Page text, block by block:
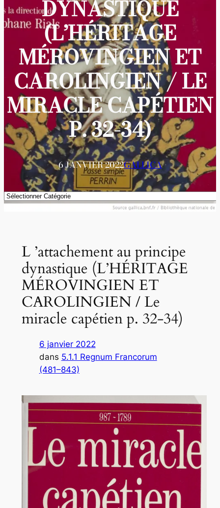
DYNASTIQUE
(L’HÉRITAGE
MÉROVINGIEN ET
CAROLINGIEN / LE
MIRACLE CAPÉTIEN
P. 32-34)
6 JANVIER 2022GALLICA
Catégories
L ’attachement au principe
dynastique (L’HÉRITAGE
MÉROVINGIEN ET
CAROLINGIEN / Le
miracle capétien p. 32-34)
6 janvier 2022
dans 5.1.1 Regnum Francorum
(481–843)